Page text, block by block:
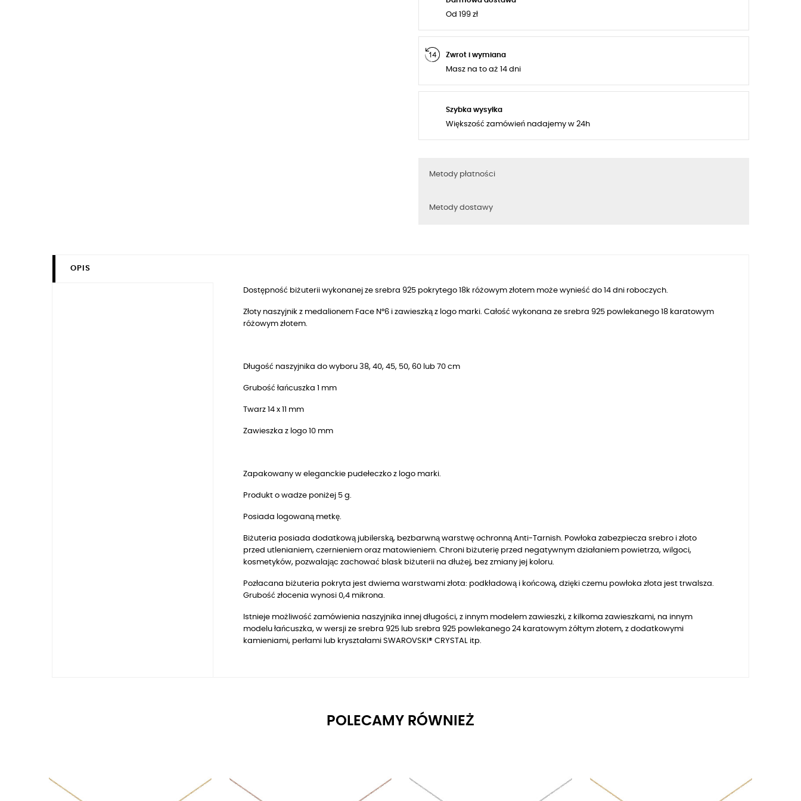
Od 199 zł
Zwrot i wymiana
Masz na to aż 14 dni
Szybka wysyłka
Większość zamówień nadajemy w 24h
Metody płatności
Metody dostawy
OPIS
Dostępność biżuterii wykonanej ze srebra 925 pokrytego 18k różowym złotem może wynieść do 14 dni roboczych.
Złoty naszyjnik z medalionem Face N°6 i zawieszką z logo marki. Całość wykonana ze srebra 925 powlekanego 18 karatowym
różowym złotem.
Długość naszyjnika do wyboru 38, 40, 45, 50, 60 lub 70 cm
Grubość łańcuszka 1 mm
Twarz 14 x 11 mm
Zawieszka z logo 10 mm
Zapakowany w eleganckie pudełeczko z logo marki.
Produkt o wadze poniżej 5 g.
Posiada logowaną metkę.
Biżuteria posiada dodatkową jubilerską, bezbarwną warstwę ochronną Anti-Tarnish. Powłoka zabezpiecza srebro i złoto
przed utlenianiem, czernieniem oraz matowieniem. Chroni biżuterię przed negatywnym działaniem powietrza, wilgoci,
kosmetyków, pozwalając zachować blask biżuterii na dłużej, bez zmiany jej koloru.
Pozłacana biżuteria pokryta jest dwiema warstwami złota: podkładową i końcową, dzięki czemu powłoka złota jest trwalsza.
Grubość złocenia wynosi 0,4 mikrona.
Istnieje możliwość zamówienia naszyjnika innej długości, z innym modelem zawieszki, z kilkoma zawieszkami, na innym
modelu łańcuszka, w wersji ze srebra 925 lub srebra 925 powlekanego 24 karatowym żółtym złotem, z dodatkowymi
kamieniami, perłami lub kryształami SWAROVSKI® CRYSTAL itp.
POLECAMY RÓWNIEŻ